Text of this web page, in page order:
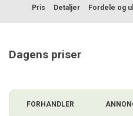
Pris Detaljer Fordele og
Dagens priser
FORHANDLER